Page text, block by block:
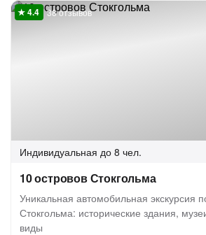
38 отзывов
Индивидуальная до 8 чел.
10 островов Стокгольма
Уникальная автомобильная экскурсия
Стокгольма: исторические здания,
виды